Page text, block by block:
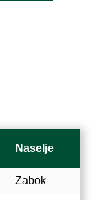
Naselje
Zabok